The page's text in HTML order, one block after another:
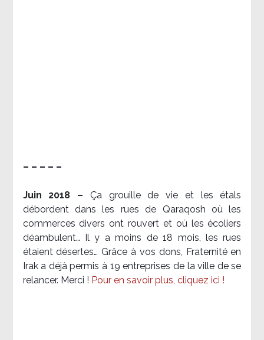
– – – – –
Juin 2018 – Ça grouille de vie et les étals
débordent dans les rues de Qaraqosh où les
commerces divers ont rouvert et où les écoliers
déambulent… Il y a moins de 18 mois, les rues
étaient désertes… Grâce à vos dons, Fraternité en
Irak a déjà permis à 19 entreprises de la ville de se
relancer. Merci ! Pour en savoir plus, cliquez ici !